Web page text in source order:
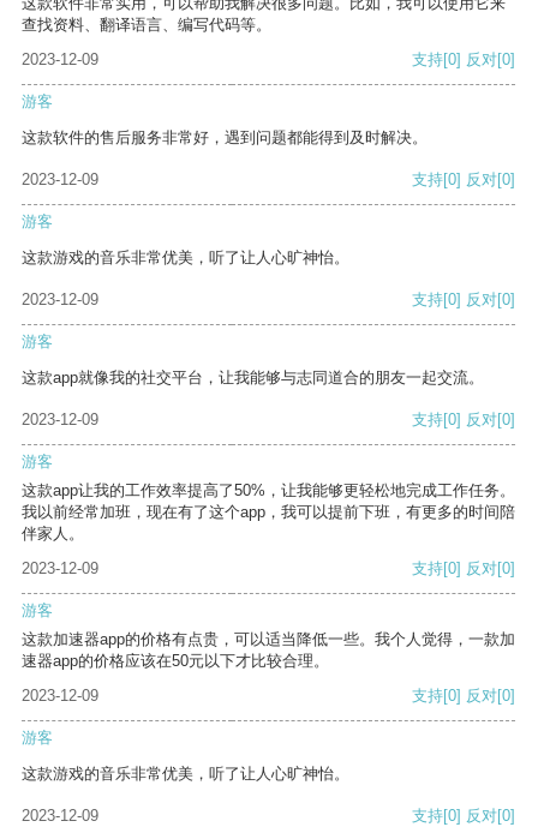
查找资料、翻译语言、编写代码等。
2023-12-09
支持[0] 反对[0]
游客
这款软件的售后服务非常好，遇到问题都能得到及时解决。
2023-12-09 支持[0] 反对[0]
游客
这款游戏的音乐非常优美，听了让人心旷神怡。
2023-12-09 支持[0] 反对[0]
游客
这款app就像我的社交平台，让我能够与志同道合的朋友一起交流。
2023-12-09 支持[0] 反对[0]
游客
这款app让我的工作效率提高了50%，让我能够更轻松地完成工作任务。
我以前经常加班，现在有了这个app，我可以提前下班，有更多的时间陪
伴家人。
2023-12-09
支持[0] 反对[0]
游客
这款加速器app的价格有点贵，可以适当降低一些。我个人觉得，一款加
速器app的价格应该在50元以下才比较合理。
2023-12-09
支持[0] 反对[0]
游客
这款游戏的音乐非常优美，听了让人心旷神怡。
2023-12-09 支持[0] 反对[0]